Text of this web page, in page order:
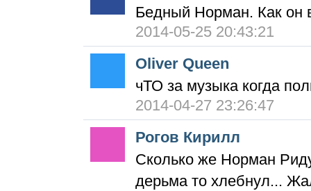
Бедный Норман. Как он
2014-05-25 20:43:21
Oliver Queen
чТО за музыка когда
2014-04-27 23:26:47
Рогов Кирилл
Сколько же Норман
дерьма то хлебнул...